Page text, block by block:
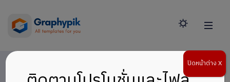
ปิดหน้าต่าง X